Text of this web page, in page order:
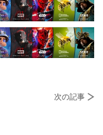
次の記事